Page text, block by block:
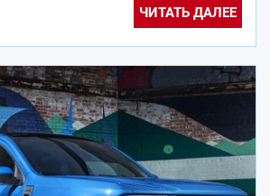
ЧИТАТЬ ДАЛЕЕ